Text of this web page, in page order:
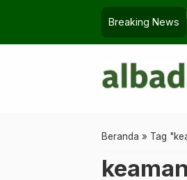
Breaking News
Beranda » Tag